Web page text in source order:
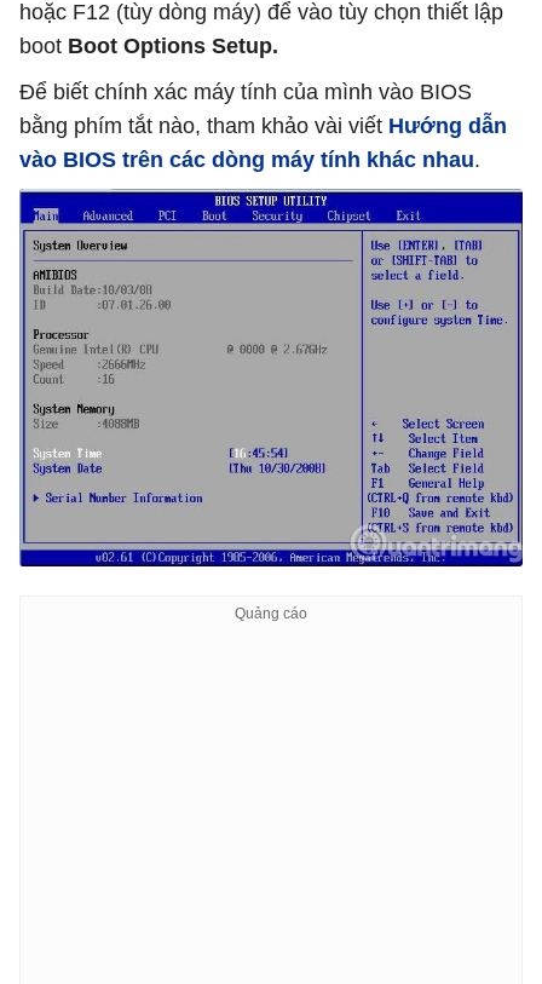
hoặc F12 (tùy dòng máy) để vào tùy chọn thiết lập
boot Boot Options Setup.
Để biết chính xác máy tính của mình vào BIOS
bằng phím tắt nào, tham khảo vài viết Hướng dẫn
vào BIOS trên các dòng máy tính khác nhau.